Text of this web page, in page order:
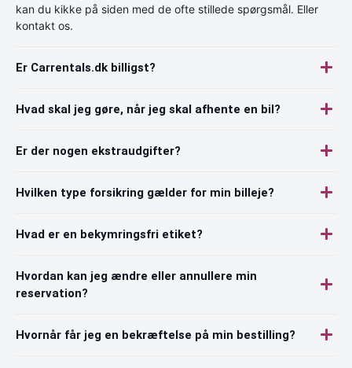
kan du kikke på siden med de ofte stillede spørgsmål. Eller
kontakt os.
Er Carrentals.dk billigst?
Hvad skal jeg gøre, når jeg skal afhente en bil?
Er der nogen ekstraudgifter?
Hvilken type forsikring gælder for min billeje?
Hvad er en bekymringsfri etiket?
Hvordan kan jeg ændre eller annullere min
reservation?
Hvornår får jeg en bekræftelse på min bestilling?